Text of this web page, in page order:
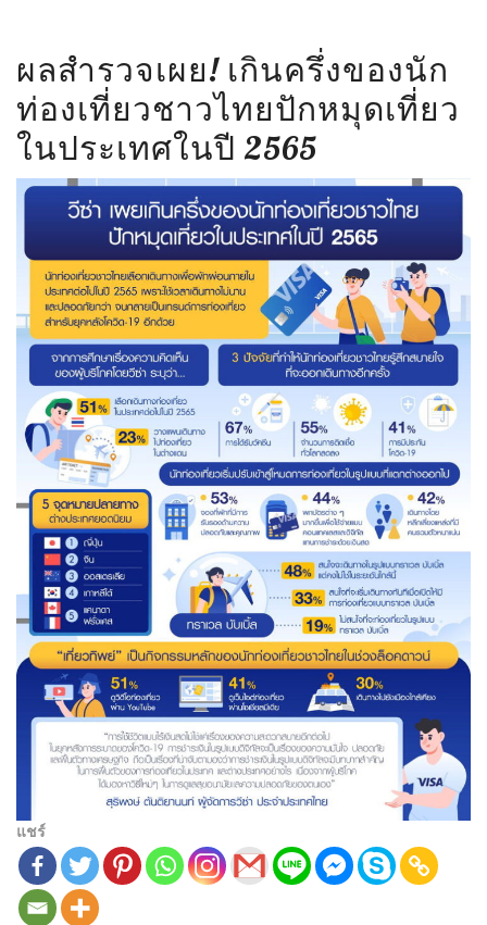
ผลสำรวจเผย! เกินครึ่งของนัก
ท่องเที่ยวชาวไทยปักหมุดเที่ยว
ในประเทศในปี 2565
แชร์